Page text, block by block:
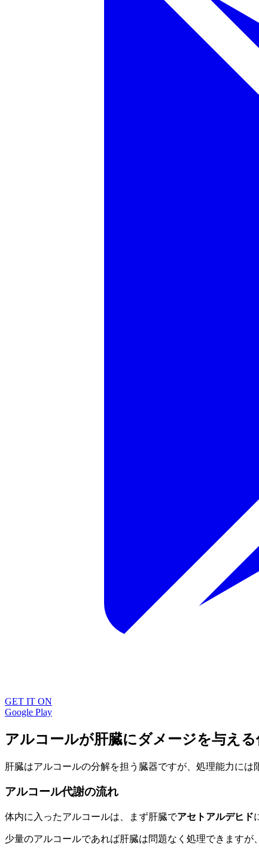
GET IT ON
Google Play
アルコールが肝臓にダメージを与える
肝臓はアルコールの分解を担う臓器ですが、処理能力に
アルコール代謝の流れ
体内に入ったアルコールは、まず肝臓でアセトアルデヒド
少量のアルコールであれば肝臓は問題なく処理できますが